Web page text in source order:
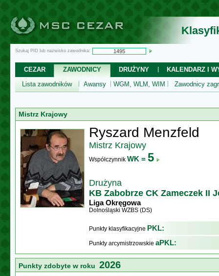
Szukaj PID lub nazwisko zawodnika:
CEZAR ZAWODNICY DRUŻYNY
KALENDARZ I
Lista zawodników
Awansy WGM, WLM, WIM Zawodnicy
Mistrz Krajowy
Ryszard Menzfeld
Mistrz Krajowy
Współczynnik WK = 5
Drużyna
KB Zabobrze CK Zameczek II
Liga Okręgowa
Dolnośląski WZBS (DS)
Punkty klasyfikacyjne PKL:
Punkty arcymistrzowskie aPKL:
Punkty zdobyte w roku 2026